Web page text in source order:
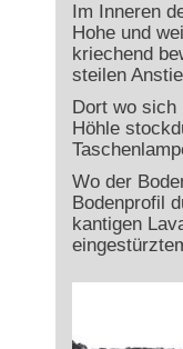
Im Inneren
Hohe und
kriechend
steilen
Dort wo sich
Höhle
Wo der
Bodenprofil
kantigen